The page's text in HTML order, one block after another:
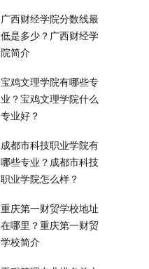
广西财经学院分数线最
低是多少？广西财经学
院简介
宝鸡文理学院有哪些专
业？宝鸡文理学院什么
专业好？
成都市科技职业学院有
哪些专业？成都市科技
职业学院怎么样？
重庆第一财贸学校地址
在哪里？重庆第一财贸
学校简介